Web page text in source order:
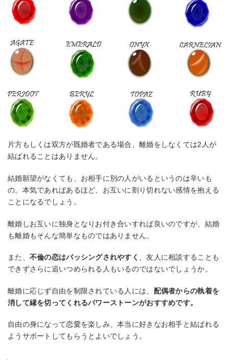
片方もしくは双方が既婚者である場合、離婚をしなくては2人が
結ばれることはありません。
結婚願望がなくても、お相手に別の人がいるというのは辛いも
の。本気であればあるほど、お互いに割り切れない感情を抱える
ことになるでしょう。
離婚しお互いに独身となりお付き合いすれば良いのですが、結婚
も離婚もそんな簡単なものではありません。
また、 不倫の恋はバッシングされやすく
、友人に相談することも
できずさらに追いつめられる人もいるのではないでしょうか。
離婚に応じず自由を制限されている人には、 配偶者からの執着を
消して縁を切ってくれるパワーストーンがおすすめです。
自由の身になって恋愛を楽しみ、本当に好きなお相手と結ばれる
ようサポートしてもらうとよいでしょう。